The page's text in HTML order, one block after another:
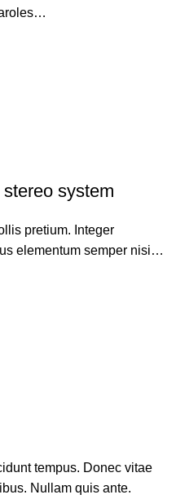
system
pretium. Integer
elementum semper nisi…
tempus. Donec vitae
Nullam quis ante.